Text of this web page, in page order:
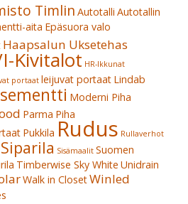
Timlin Autotalli Autotallin
aita Epäsuora valo
Haapsalun Uksetehas
Kivitalot HR-Ikkunat
portaat leijuvat portaat Lindab
Moderni Piha
Parma Piha
Pukkila Rudus Rullaverhot
Siparila Sisämaalit Suomen
Timberwise Sky White Unidrain
Walk in ClosetWinled